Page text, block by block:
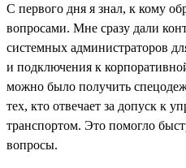
С первого дня я знал, к кому
вопросами. Мне сразу дали
системных администраторов
и подключения к
можно было получить
тех, кто отвечает за допуск к
транспортом. Это помогло
вопросы.